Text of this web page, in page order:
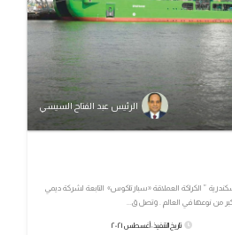
الرئيس عبد الفتاح السيسي
” الكراكة العملاقة «سبارتاكوس» التابعة لشركة ديمي
تاريخ التنفيذ: أغسطس ٢٠٢١